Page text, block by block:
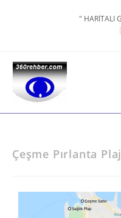
" HARİTALI
Çeşme Pırlanta